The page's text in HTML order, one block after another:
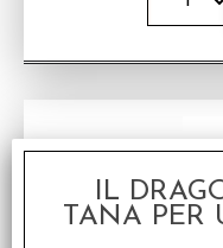
IL
TANA PER